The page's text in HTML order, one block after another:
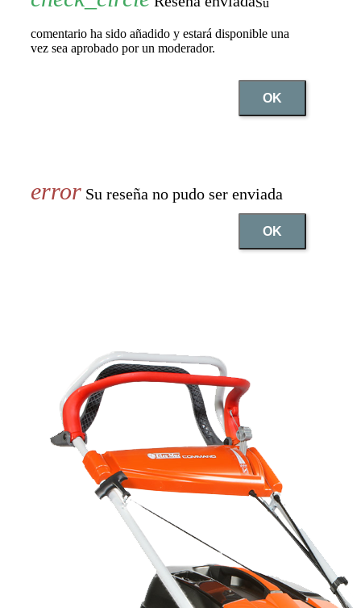
Su
comentario ha sido añadido y estará disponible una
vez sea aprobado por un moderador.
OK
Su reseña no pudo ser enviada
OK